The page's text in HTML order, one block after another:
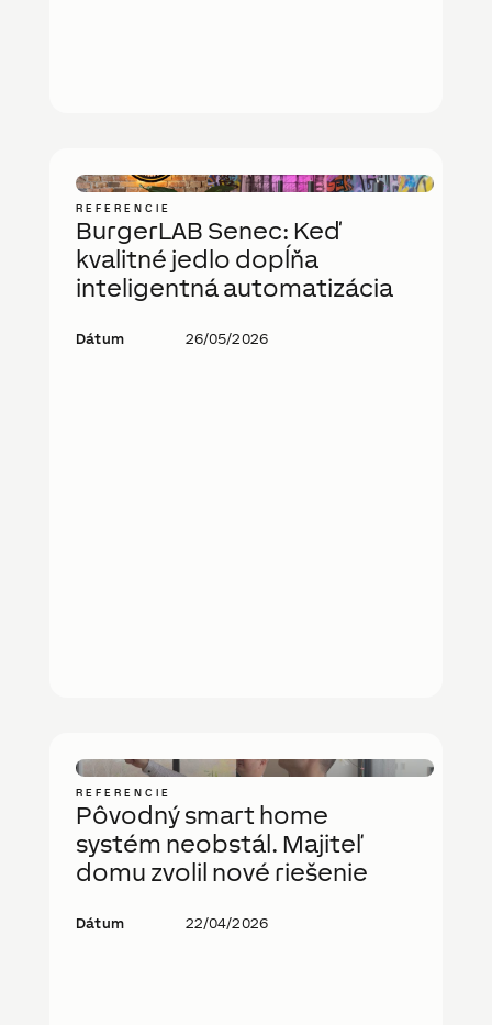
REFERENCIE
BurgerLAB Senec: Keď
kvalitné jedlo dopĺňa
inteligentná automatizácia
Dátum 26/05/2026
REFERENCIE
Pôvodný smart home
systém neobstál. Majiteľ
domu zvolil nové riešenie
Dátum 22/04/2026